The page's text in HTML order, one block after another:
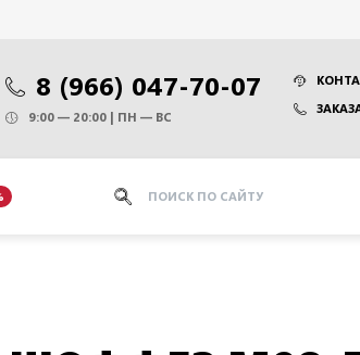
8 (966) 047-70-07
9:00 — 20:00 | ПН — ВС